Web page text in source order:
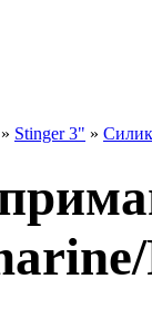
» Stinger 3" »